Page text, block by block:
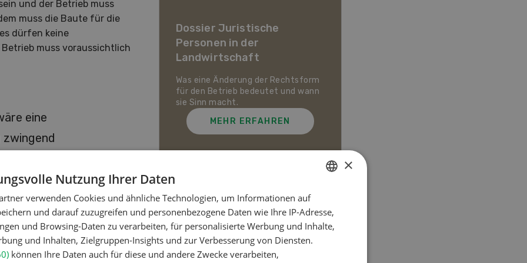
und der Betrieb muss
muss die Baute für die
dürfen keine
muss voraussichtlich
eine
und der
Hingegen erachtete es die
als ungenügend. Bei
Landwirtschaft im
den Schweizer Pflanzenbau
MEHR ERFAHREN
Dossier Juristische
Personen in der
Landwirtschaft
Was eine Änderung der Rechtsform
für den Betrieb bedeutet und wann
sie Sinn macht.
MEHR ERFAHREN
Meistgelesene Artikel
Nutztiere
FRENCH
×
Nutzung Ihrer Daten
verwenden Cookies und ähnliche Technologien, um Informationen auf
und darauf zuzugreifen und personenbezogene Daten wie Ihre IP-Adresse,
und Browsing-Daten zu verarbeiten, für personalisierte Werbung und Inhalte,
und Inhalten, Zielgruppen-Insights und zur Verbesserung von Diensten.
können Ihre Daten auch für diese und andere Zwecke verarbeiten,